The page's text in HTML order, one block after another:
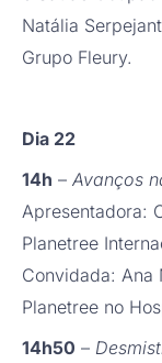
Natália
Grupo Fleury.
Dia 22
14h – Avanços
Apresentadora:
Planetree
Convidada: Ana
Planetree no
14h50 –